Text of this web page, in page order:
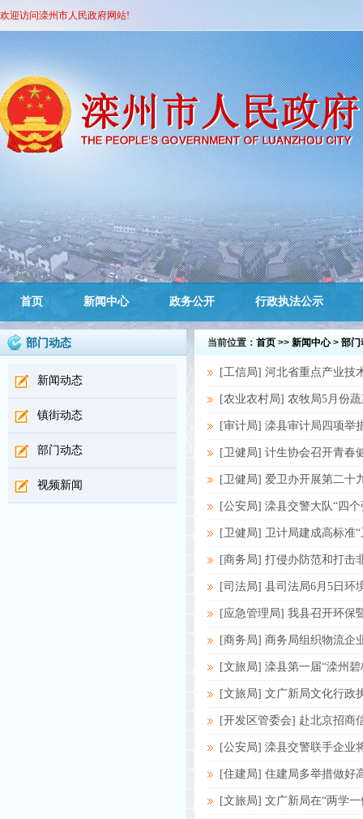
欢迎访问滦州市人民政府网站!
首页 新闻中心 政务公开 行政执法公示
部门动态
新闻动态
镇街动态
部门动态
视频新闻
当前位置： 首页 >> 新闻中心> 部门
[工信局] 河北省重点产业技
[农业农村局] 农牧局5月份
[审计局] 滦县审计局四项举
[卫健局] 计生协会召开青春
[卫健局] 爱卫办开展第二十
[公安局] 滦县交警大队“四
[卫健局] 卫计局建成高标准
[商务局] 打侵办防范和打击
[司法局] 县司法局6月5日环
[应急管理局] 我县召开环保
[商务局] 商务局组织物流企
[文旅局] 滦县第一届“滦州
[文旅局] 文广新局文化行政
[开发区管委会] 赴北京招商
[公安局] 滦县交警联手企业
[住建局] 住建局多举措做好
[文旅局] 文广新局在“两学